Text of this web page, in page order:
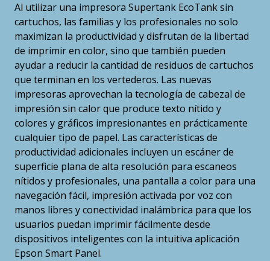
Al utilizar una impresora Supertank EcoTank sin
cartuchos, las familias y los profesionales no solo
maximizan la productividad y disfrutan de la libertad
de imprimir en color, sino que también pueden
ayudar a reducir la cantidad de residuos de cartuchos
que terminan en los vertederos. Las nuevas
impresoras aprovechan la tecnología de cabezal de
impresión sin calor que produce texto nítido y
colores y gráficos impresionantes en prácticamente
cualquier tipo de papel. Las características de
productividad adicionales incluyen un escáner de
superficie plana de alta resolución para escaneos
nítidos y profesionales, una pantalla a color para una
navegación fácil, impresión activada por voz con
manos libres y conectividad inalámbrica para que los
usuarios puedan imprimir fácilmente desde
dispositivos inteligentes con la intuitiva aplicación
Epson Smart Panel.